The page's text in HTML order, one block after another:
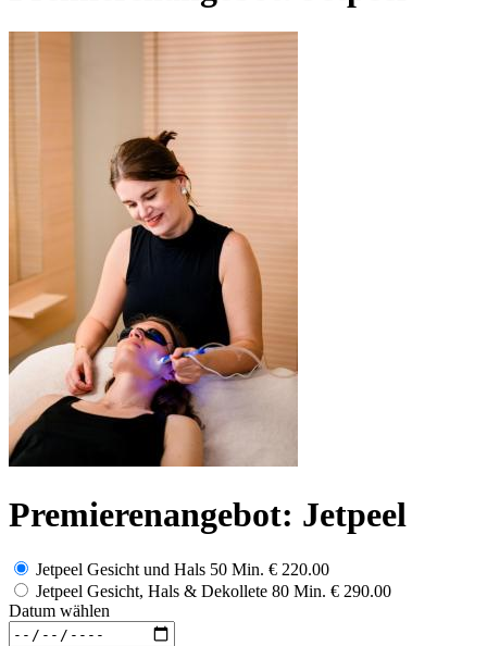
Premierenangebot: Jetpeel
Jetpeel Gesicht und Hals 50 Min. € 220.00
Jetpeel Gesicht, Hals & Dekollete 80 Min. € 290.00
Datum wählen